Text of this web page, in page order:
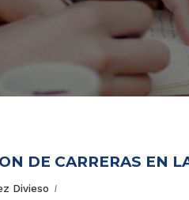
DE CARRERAS EN
Divieso